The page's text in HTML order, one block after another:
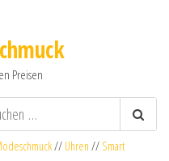
Preisen
// Uhren // Smart